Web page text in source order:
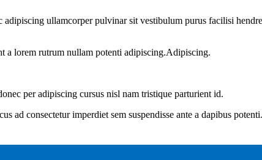
ullamcorper pulvinar sit vestibulum purus facilisi
a lorem rutrum nullam potenti adipiscing.Adipiscing.
per adipiscing cursus nisl nam tristique parturient id.
ad consectetur imperdiet sem suspendisse ante a dapibus